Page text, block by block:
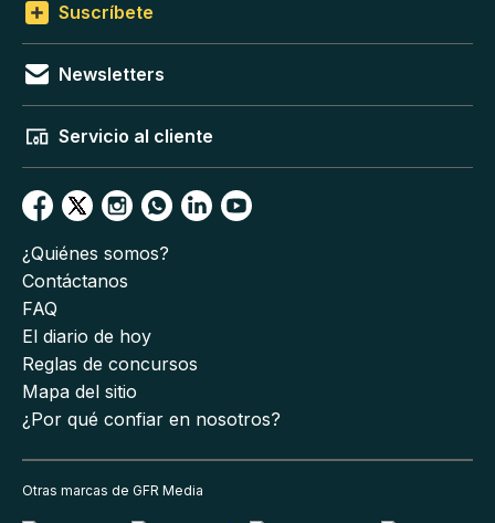
Suscríbete
Newsletters
Servicio al cliente
¿Quiénes somos?
Contáctanos
FAQ
El diario de hoy
Reglas de concursos
Mapa del sitio
¿Por qué confiar en nosotros?
Otras marcas de GFR Media